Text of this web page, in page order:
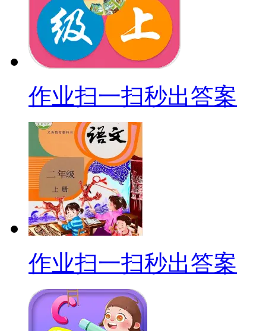
作业扫一扫秒出答案
作业扫一扫秒出答案